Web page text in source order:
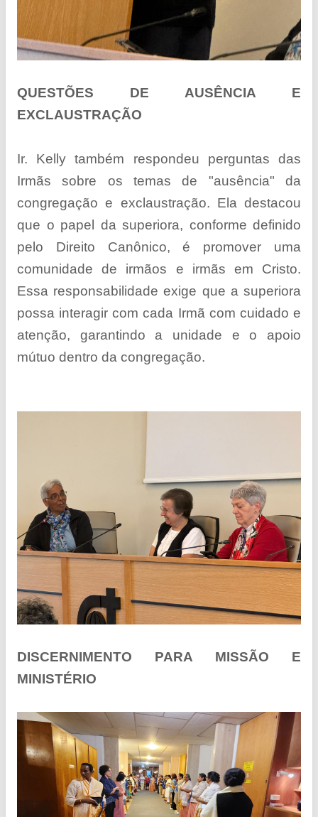
QUESTÕES DE AUSÊNCIA E
EXCLAUSTRAÇÃO
Ir. Kelly também respondeu perguntas das
Irmãs sobre os temas de "ausência" da
congregação e exclaustração. Ela destacou
que o papel da superiora, conforme definido
pelo Direito Canônico, é promover uma
comunidade de irmãos e irmãs em Cristo.
Essa responsabilidade exige que a superiora
possa interagir com cada Irmã com cuidado e
atenção, garantindo a unidade e o apoio
mútuo dentro da congregação.
DISCERNIMENTO PARA MISSÃO E
MINISTÉRIO